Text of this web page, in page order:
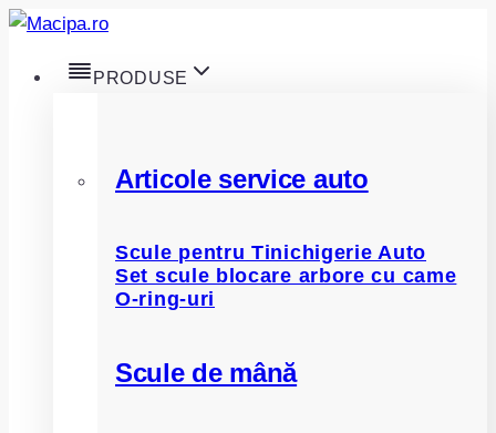
Skip
content
PRODUSE
Articole service auto
Scule pentru Tinichigerie Auto
Set scule blocare arbore cu came
O-ring-uri
Scule de mână